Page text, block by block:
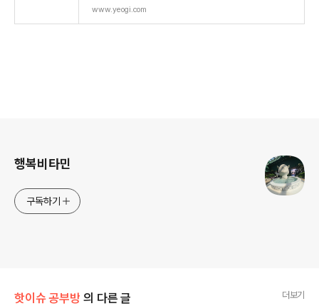
www.yeogi.com
행복비타민
구독하기
핫이슈 공부방 의 다른 글 더보기